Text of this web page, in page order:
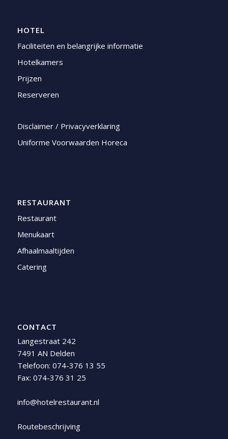
HOTEL
Faciliteiten en belangrijke informatie
Hotelkamers
Prijzen
Reserveren
Disclaimer / Privacyverklaring
Uniforme Voorwaarden Horeca
RESTAURANT
Restaurant
Menukaart
Afhaalmaaltijden
Catering
CONTACT
Langestraat 242
7491 AN Delden
Telefoon: 074-376 13 55
Fax: 074-376 31 25
info@hotelrestaurant.nl
Routebeschrijving